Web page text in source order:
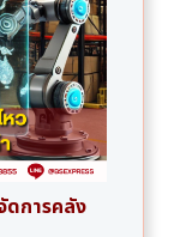
ดการคลัง